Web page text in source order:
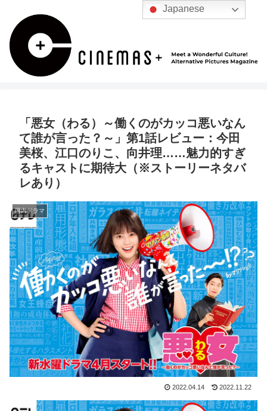
「悪女（わる）～働くのがカッコ悪いなん
て誰が言った？～」第1話レビュー：今田
美桜、江口のりこ、向井理……魅力的すぎ
るキャストに期待大（※ストーリーネタバ
レあり）
国内ドラマ
2022.04.14 2022.11.22
Japanese